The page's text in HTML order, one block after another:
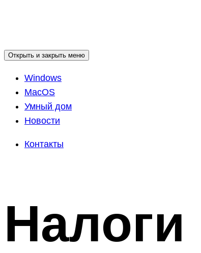
Открыть и закрыть меню
Windows
MacOS
Умный дом
Новости
Контакты
Налоги